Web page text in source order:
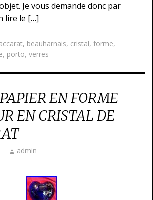
Je vous demande donc par
lire le […]
, beauharnais, cristal, forme,
, porto, verres
EN FORME
EN CRISTAL DE
admin